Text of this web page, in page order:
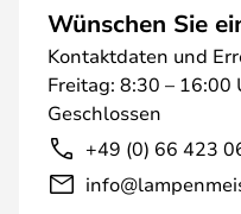
Wünschen Sie
Kontaktdaten und
Freitag: 8:30 – 16:00
Geschlossen
+49 (0) 66 423